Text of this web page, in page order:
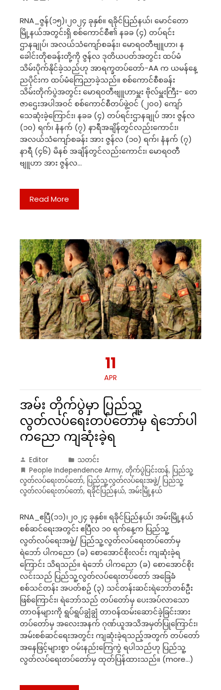
RNA_ဇွန်(၁၅)၊၂၀၂၄ ခုနှစ်။ ရခိုင်ပြည်နယ်၊ မောင်တော
မြို့နယ်အတွင်းရှိ စစ်ကောင်စီ၏ နခခ (၄) တပ်ရင်း
ဌာနချုပ်၊ အလယ်သံကျော်စခန်း၊ မောရဝတီဗျူဟာ၊ န
ခေါင်းတိုစခန်းတို့ကို ဇွန်လ ဒုတိယပတ်အတွင်း ထပ်မံ
သိမ်းပိုက်နိုင်ခဲ့သည်ဟု အာရက္ခတပ်တော်-AA က ယမန်နေ့
ညပိုင်းက ထပ်မံကြေညာခဲ့သည်။ စစ်ကောင်စီစခန်း
သိမ်းတိုက်ပွဲအတွင်း မောရဝတီဗျူဟာမှူး ဗိုလ်မှူးကြီး- တေ
ဇာဌေးအပါအဝင် စစ်ကောင်စီတပ်ဖွဲ့ဝင် (၂၀၀) ကျော်
သေဆုံးခဲ့ကြောင်း၊ နခခ (၄) တပ်ရင်းဌာနချုပ် အား ဇွန်လ
(၁၀) ရက်၊ နံနက် (၇) နာရီအချိန်တွင်လည်းကောင်း၊
အလယ်သံကျော်စခန်း အား ဇွန်လ (၁၀) ရက်၊ နံနက် (၇)
နာရီ (၄၆) မိနစ် အချိန်တွင်လည်းကောင်း၊ မောရဝတီ
ဗျူဟာ အား ဇွန်လ…
Read More
11
APR
အမ်း တိုက်ပွဲမှာ ပြည်သူ့
လွတ်လပ်ရေးတပ်တော်မှ ရဲဘော်ပါ
ကညော ကျဆုံးခဲ့ရ
Editor
သတင်း
People Independence Army, တိုက်ပွဲပြင်းထန်, ပြည်သူ့
လွတ်လပ်ရေးတပ်တော်, ပြည်သူ့လွတ်လပ်ရေးအဖွဲ့/ ပြည်သူ့
လွတ်လပ်ရေးတပ်တော်, ရခိုင်ပြည်နယ်, အမ်းမြို့နယ်
RNA_ဧပြီ(၁၁)၊၂၀၂၄ ခုနှစ်။ ရခိုင်ပြည်နယ်၊ အမ်းမြို့နယ်
စစ်ဆင်ရေးအတွင်း ဧပြီလ ၁၀ ရက်နေ့က ပြည်သူ့
လွတ်လပ်ရေးအဖွဲ့/ ပြည်သူ့လွတ်လပ်ရေးတပ်တော်မှ
ရဲဘော် ပါကညော (ခ) စောအောင်စိုးလင်း ကျဆုံးခဲ့ရ
ကြောင်း သိရသည်။ ရဲဘော် ပါကညော (ခ) စောအောင်စိုး
လင်းသည် ပြည်သူ့လွတ်လပ်ရေးတပ်တော် အခြေခံ
စစ်သင်တန်း အပတ်စဥ် (၃) သင်တန်းဆင်းရဲဘော်တစ်ဦး
ဖြစ်ကြောင်း၊ ရဲဘော်သည် တပ်တော်မှ ပေးအပ်လာသော
တာဝန်များကို ရွပ်ရွပ်ချွံချွံ တာဝန်ထမ်းဆောင်ခဲ့ခြင်းအား
တပ်တော်မှ အလေးအနက် ဂုဏ်ယူအသိအမှတ်ပြုကြောင်း၊
အမ်းစစ်ဆင်ရေးအတွင်း ကျဆုံးခဲ့ရသည့်အတွက် တပ်တော်
အနေဖြင့်များစွာ ဝမ်းနည်းကြေကွဲ ရပါသည်ဟု ပြည်သူ့
လွတ်လပ်ရေးတပ်တော်မှ ထုတ်ပြန်ထားသည်။ (more…)